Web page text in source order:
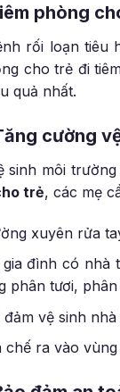
phòng
rối loạn tiêu
cho trẻ đi
quả nhất.
cường
sinh môi
trẻ, các mẹ
xuyên rửa
gia đình có nhà
phân tươi,
đảm vệ sinh
chế ra vào